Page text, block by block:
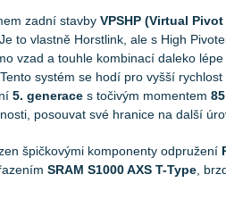
zadní stavby VPSHP (Virtual
to vlastně Horstlink, ale s High
vzad a touhle kombinací daleko
systém se hodí pro vyšší
5. generace s točivým momentem
posouvat své hranice na další
špičkovými komponenty odpružení
SRAM S1000 AXS T-Type ,